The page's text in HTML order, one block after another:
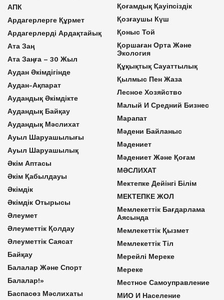
АПК
Ардагерлерге Құрмет
Ардагерлерді Ардақтайық
Ата Заң
Ата Заңға – 30 Жыл
Аудан Әкімдігінде
Аудан-Ақпарат
Аудандық Әкімдікте
Аудандық Байқау
Аудандық Мәслихат
Ауыл Шаруашылығы
Ауыл Шаруашылық
Әкім Аптасы
Әкім Қабылдауы
Әкімдік
Әкімдік Отырысы
Әлеумет
Әлеуметтік Қолдау
Әлеуметтік Саясат
Байқау
Балалар Және Спорт
Балалар!»
Баспасөз Мәслихаты
Қоғамдық Қауіпсіздік
Қозғаушы Күш
Қоныс Той
Қоршаған Орта Және
Экология
Құқықтық Сауаттылық
Қылмыс Пен Жаза
Лесное Хозяйство
Малый И Средний Бизнес
Марапат
Мәдени Байланыс
Мәдениет
Мәдениет Және Қоғам
МӘСЛИХАТ
Мектепке Дейінгі Білім
МЕКТЕПКЕ ЖОЛ
Мемлекеттік Бағдарлама
Аясында
Мемлекеттік Қызмет
Мемлекеттік Тіл
Мерейлі Мереке
Мереке
Местное Самоуправление
МИО И Население